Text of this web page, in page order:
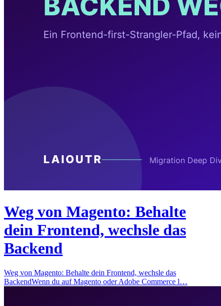
Weg von Magento: Behalte
dein Frontend, wechsle das
Backend
Weg von Magento: Behalte dein Frontend, wechsle das
BackendWenn du auf Magento oder Adobe Commerce l…